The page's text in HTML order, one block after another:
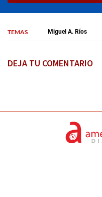
TEMAS Miguel A. Ríos
DEJA TU COMENTARIO